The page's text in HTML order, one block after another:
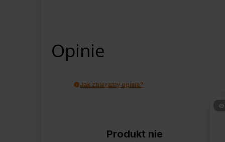
Opinie
Jak zbieramy opinie?
Produkt nie